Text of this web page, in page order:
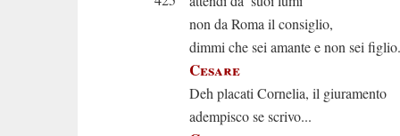
non da Roma il consiglio,
dimmi che sei amante e non sei figlio.
Cesare
Deh placati Cornelia, il giuramento
adempisco se scrivo...